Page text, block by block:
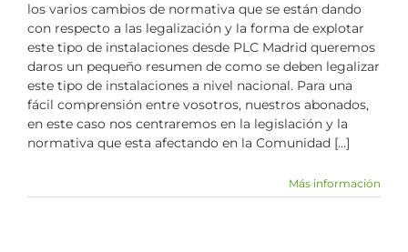
los varios cambios de normativa que se están dando
con respecto a las legalización y la forma de explotar
este tipo de instalaciones desde PLC Madrid queremos
daros un pequeño resumen de como se deben legalizar
este tipo de instalaciones a nivel nacional. Para una
fácil comprensión entre vosotros, nuestros abonados,
en este caso nos centraremos en la legislación y la
normativa que esta afectando en la Comunidad [...]
Más información